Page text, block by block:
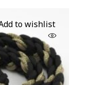
to wishlist